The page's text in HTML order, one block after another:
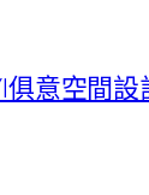
俱意空間